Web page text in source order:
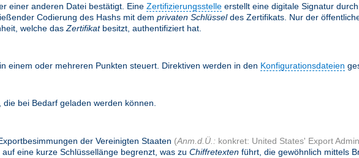
einer anderen Datei bestätigt. Eine Zertifizierungsstelle erstellt eine digitale Signatur
Codierung des Hashs mit dem privaten Schlüsseldes Zertifikats. Nur der
welche das Zertifikatbesitzt, authentifiziert hat.
einem oder mehreren Punkten steuert. Direktiven werden in den Konfigurationsdateien
, die bei Bedarf geladen werden können.
der Vereinigten Staaten (Anm.d.Ü.: konkret: United States' Export
eine kurze Schlüssellänge begrenzt, was zu Chiffretexten führt, die gewöhnlich mittels